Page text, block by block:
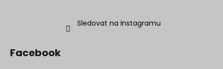
Sledovat na Instagramu
Facebook